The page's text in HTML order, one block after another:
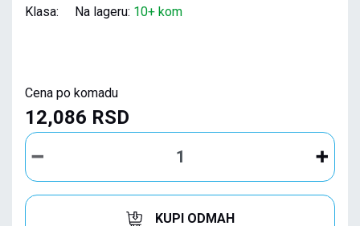
Klasa: Na lageru: 10+ kom
Cena po komadu
12,086 RSD
KUPI ODMAH